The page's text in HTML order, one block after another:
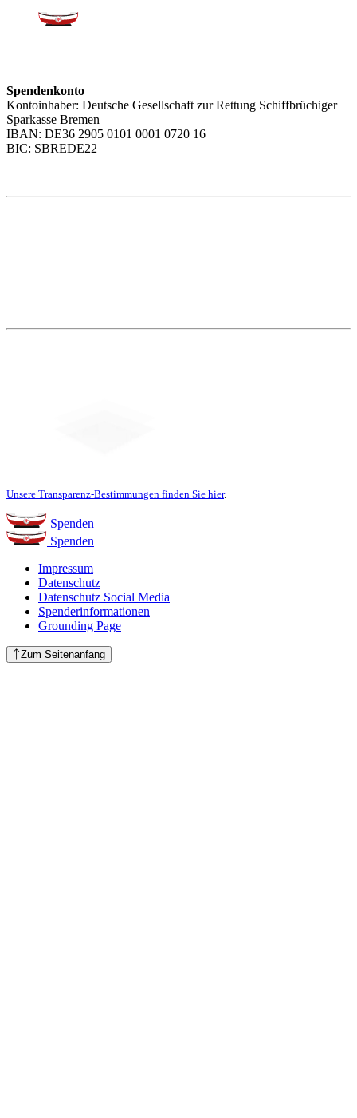
Spendenkonto
Kontoinhaber: Deutsche Gesellschaft zur Rettung Schiffbrüchiger
Sparkasse Bremen
IBAN: DE36 2905 0101 0001 0720 16
BIC: SBREDE22
Unsere Transparenz-Bestimmungen finden Sie hier.
Spenden
Spenden
Impressum
Datenschutz
Datenschutz Social Media
Spenderinformationen
Grounding Page
Zum Seitenanfang